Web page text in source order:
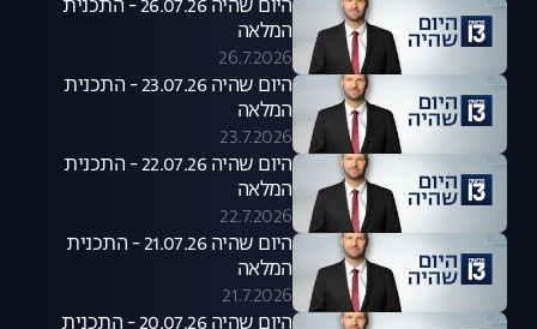
היום שהיה 26.07.26 - התכנית
המלאה
26.7.2026
היום שהיה 23.07.26 - התכנית
המלאה
23.7.2026
היום שהיה 22.07.26 - התכנית
המלאה
22.7.2026
היום שהיה 21.07.26 - התכנית
המלאה
21.7.2026